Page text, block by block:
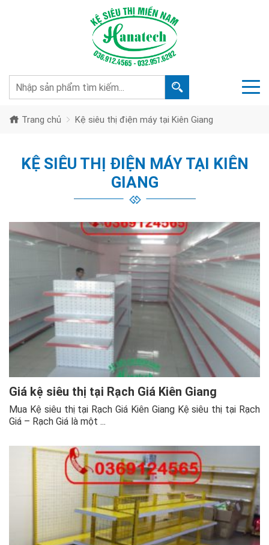
Trang chủ Kệ siêu thị điện máy tại Kiên Giang
KỆ SIÊU THỊ ĐIỆN MÁY TẠI KIÊN
GIANG
Giá kệ siêu thị tại Rạch Giá Kiên Giang
Mua Kệ siêu thị tại Rạch Giá Kiên Giang Kệ siêu thị tại Rạch
Giá – Rạch Giá là một ...